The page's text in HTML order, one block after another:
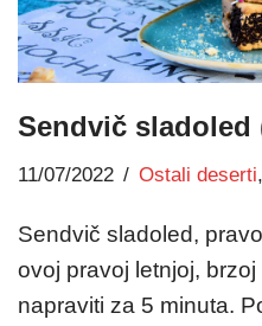
Sendvič sladoled
11/07/2022 Ostali deserti,
Sendvič sladoled,
ovoj pravoj letnjoj,
napraviti za 5 minuta.